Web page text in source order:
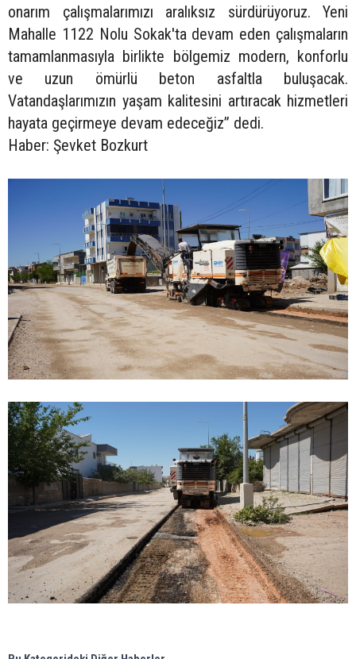
onarım çalışmalarımızı aralıksız sürdürüyoruz. Yeni
Mahalle 1122 Nolu Sokak'ta devam eden çalışmaların
tamamlanmasıyla birlikte bölgemiz modern, konforlu
ve uzun ömürlü beton asfaltla buluşacak.
Vatandaşlarımızın yaşam kalitesini artıracak hizmetleri
hayata geçirmeye devam edeceğiz” dedi.
Haber: Şevket Bozkurt